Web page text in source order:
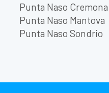
Punta Naso Cremona
Punta Naso Mantova
Punta Naso Sondrio